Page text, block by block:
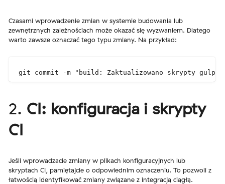
Czasami wprowadzenie zmian w systemie budowania lub
zewnętrznych zależnościach może okazać się wyzwaniem. Dlatego
warto zawsze oznaczać tego typu zmiany. Na przykład:
git commit -m "build: Zaktualizowano skrypty gulp
2. CI: konfiguracja i skrypty
CI
Jeśli wprowadzacie zmiany w plikach konfiguracyjnych lub
skryptach CI, pamiętajcie o odpowiednim oznaczeniu. To pozwoli z
łatwością identyfikować zmiany związane z integracją ciągłą.